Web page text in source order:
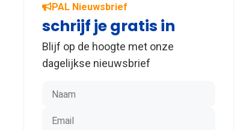
PAL Nieuwsbrief
schrijf je gratis in
Blijf op de hoogte met onze
dagelijkse nieuwsbrief